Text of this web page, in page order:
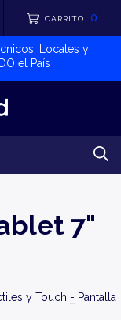
CARRITO 0
Locales y
el País
7"
y Touch - Pantalla